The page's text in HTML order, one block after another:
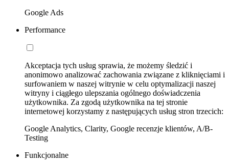
Google Ads
Performance
Akceptacja tych usług sprawia, że możemy śledzić i
anonimowo analizować zachowania związane z kliknięciami i
surfowaniem w naszej witrynie w celu optymalizacji naszej
witryny i ciągłego ulepszania ogólnego doświadczenia
użytkownika. Za zgodą użytkownika na tej stronie
internetowej korzystamy z następujących usług stron trzecich:
Google Analytics, Clarity, Google recenzje klientów, A/B-
Testing
Funkcjonalne